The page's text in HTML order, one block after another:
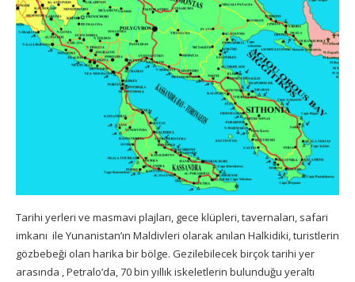
Tarihi yerleri ve masmavi plajları, gece klüpleri, tavernaları, safari
imkanı ile Yunanistan’ın Maldivleri olarak anılan Halkidiki, turistlerin
gözbebeği olan harika bir bölge. Gezilebilecek birçok tarihi yer
arasında , Petralo’da, 70 bin yıllık iskeletlerin bulunduğu yeraltı